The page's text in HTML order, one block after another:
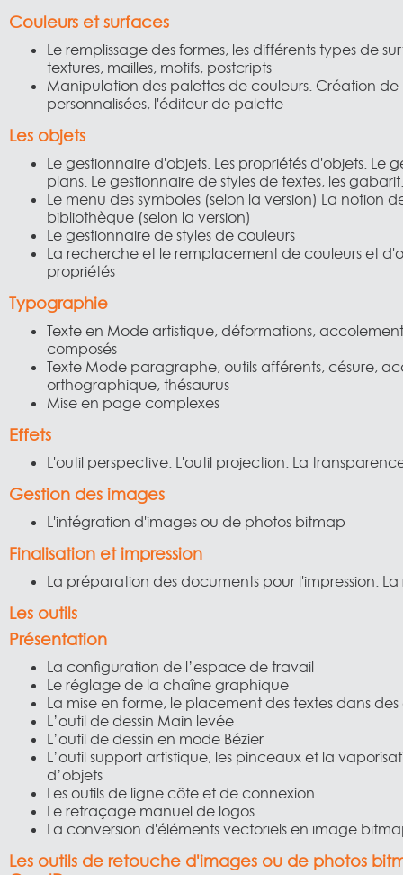
Couleurs et surfaces
Le remplissage des formes, les différents types de
textures, mailles, motifs, postcripts
Manipulation des palettes de couleurs. Création de
personnalisées, l'éditeur de palette
Les objets
Le gestionnaire d'objets. Les propriétés d'objets. Le
plans. Le gestionnaire de styles de textes, les gabarit.
Le menu des symboles (selon la version) La notion
bibliothèque (selon la version)
Le gestionnaire de styles de couleurs
La recherche et le remplacement de couleurs et
propriétés
Typographie
Texte en Mode artistique, déformations,
composés
Texte Mode paragraphe, outils afférents, césure,
orthographique, thésaurus
Mise en page complexes
Effets
L'outil perspective. L'outil projection. La
Gestion des images
L'intégration d'images ou de photos bitmap
Finalisation et impression
La préparation des documents pour l'impression. La
Les outils
Présentation
La configuration de l’espace de travail
Le réglage de la chaîne graphique
La mise en forme, le placement des textes dans
L’outil de dessin Main levée
L’outil de dessin en mode Bézier
L’outil support artistique, les pinceaux et la
d’objets
Les outils de ligne côte et de connexion
Le retraçage manuel de logos
La conversion d'éléments vectoriels en image
Les outils de retouche d'images ou de photos